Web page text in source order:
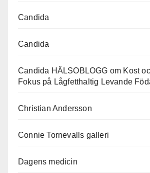
Candida
Candida
Candida HÄLSOBLOGG om Kost
Fokus på Lågfetthaltig Levande
Christian Andersson
Connie Tornevalls galleri
Dagens medicin